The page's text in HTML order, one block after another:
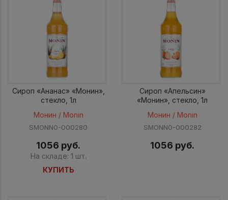
Сироп «Ананас» «Монин»,
стекло, 1л
Монин / Monin
SMONN0-000280
1056 руб.
На складе: 1 шт.
КУПИТЬ
Сироп «Апельсин»
«Монин», стекло, 1л
Монин / Monin
SMONN0-000282
1056 руб.